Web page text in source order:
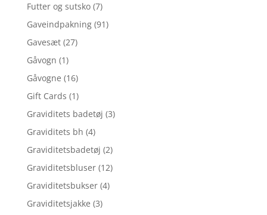
Futter og sutsko (7)
Gaveindpakning (91)
Gavesæt (27)
Gåvogn (1)
Gåvogne (16)
Gift Cards (1)
Graviditets badetøj (3)
Graviditets bh (4)
Graviditetsbadetøj (2)
Graviditetsbluser (12)
Graviditetsbukser (4)
Graviditetsjakke (3)